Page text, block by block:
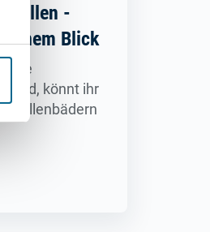
-
einem Blick
alle
sind, könnt ihr
Hallenbädern